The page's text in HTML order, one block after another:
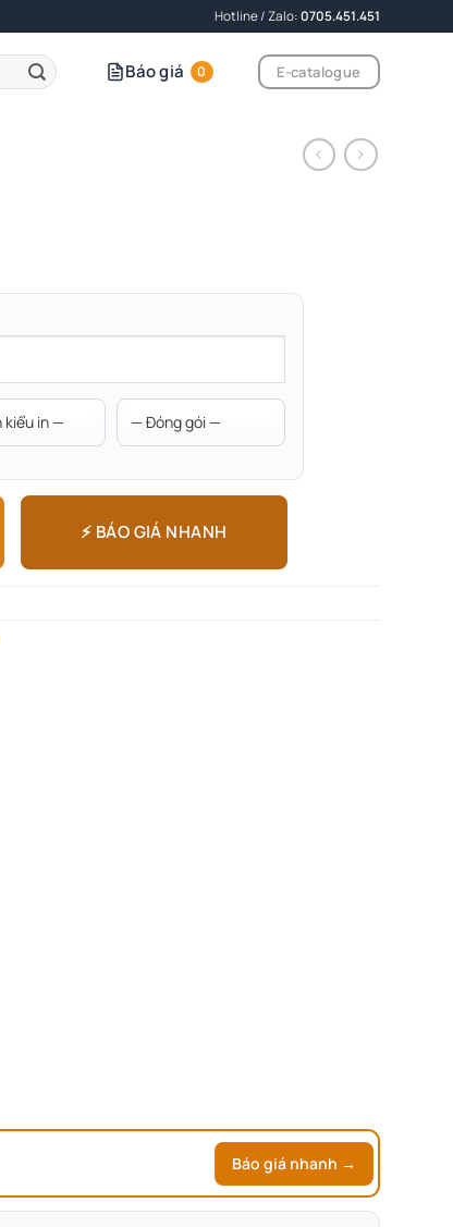
Hotline / Zalo:0705.451.451
Báo giá 0 E-catalogue
⚡ BÁO GIÁ NHANH
Báo giá nhanh →